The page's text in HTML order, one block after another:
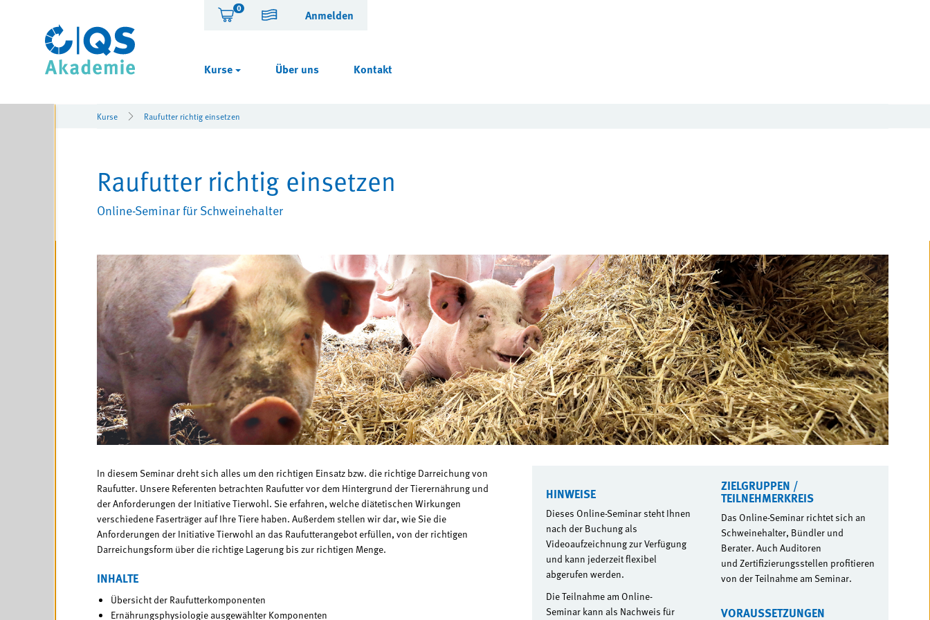
0 Anmelden
Kurse Über uns Kontakt
Kurse Raufutter richtig einsetzen
Raufutter richtig einsetzen
Online-Seminar für Schweinehalter
In diesem Seminar dreht sich alles um den richtigen Einsatz bzw. die richtige Darreichung von
Raufutter. Unsere Referenten betrachten Raufutter vor dem Hintergrund der Tierernährung und
der Anforderungen der Initiative Tierwohl. Sie erfahren, welche diätetischen Wirkungen
verschiedene Faserträger auf Ihre Tiere haben. Außerdem stellen wir dar, wie Sie die
Anforderungen der Initiative Tierwohl an das Raufutterangebot erfüllen, von der richtigen
Darreichungsform über die richtige Lagerung bis zur richtigen Menge.
INHALTE
Übersicht der Raufutterkomponenten
Ernährungsphysiologie ausgewählter Komponenten
HINWEISE
Dieses Online-Seminar steht Ihnen
nach der Buchung als
Videoaufzeichnung zur Verfügung
und kann jederzeit flexibel
abgerufen werden.
Die Teilnahme am Online-
Seminar kann als Nachweis für
ZIELGRUPPEN /
TEILNEHMERKREIS
Das Online-Seminar richtet sich an
Schweinehalter, Bündler und
Berater. Auch Auditoren
und Zertifizierungsstellen profitieren
von der Teilnahme am Seminar.
VORAUSSETZUNGEN